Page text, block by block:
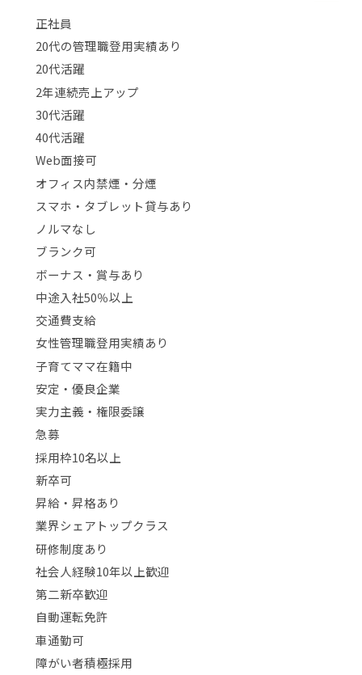
正社員
20代の管理職登用実績あり
20代活躍
2年連続売上アップ
30代活躍
40代活躍
Web面接可
オフィス内禁煙・分煙
スマホ・タブレット貸与あり
ノルマなし
ブランク可
ボーナス・賞与あり
中途入社50％以上
交通費支給
女性管理職登用実績あり
子育てママ在籍中
安定・優良企業
実力主義・権限委譲
急募
採用枠10名以上
新卒可
昇給・昇格あり
業界シェアトップクラス
研修制度あり
社会人経験10年以上歓迎
第二新卒歓迎
自動運転免許
車通勤可
障がい者積極採用